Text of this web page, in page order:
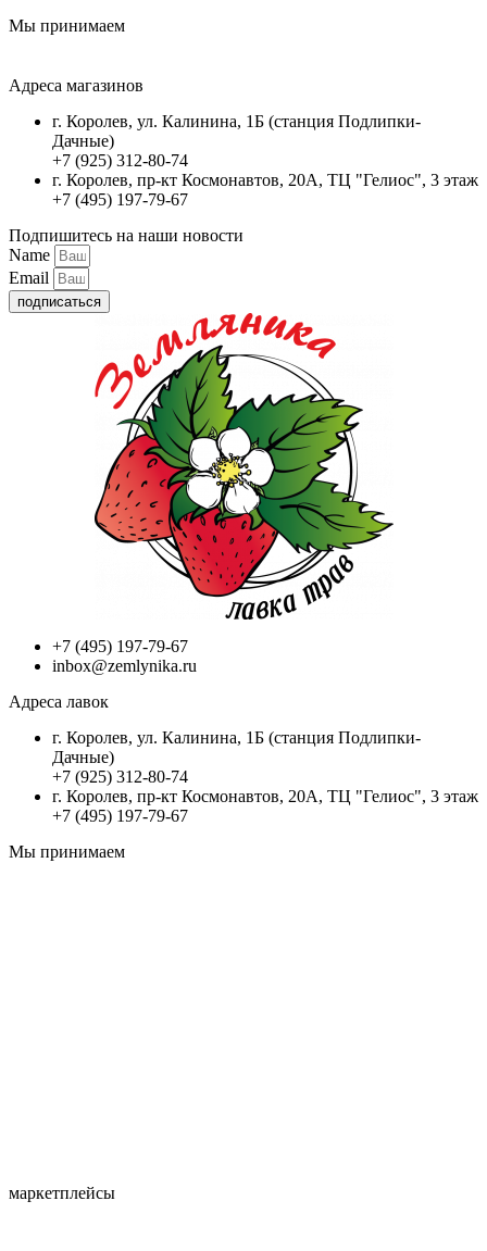
Мы принимаем
Адреса магазинов
г. Королев, ул. Калинина, 1Б (станция Подлипки-
Дачные)
+7 (925) 312-80-74
г. Королев, пр-кт Космонавтов, 20А, ТЦ "Гелиос", 3 этаж
+7 (495) 197-79-67
Подпишитесь на наши новости
Name
Email
подписаться
+7 (495) 197-79-67
inbox@zemlynika.ru
Адреса лавок
г. Королев, ул. Калинина, 1Б (станция Подлипки-
Дачные)
+7 (925) 312-80-74
г. Королев, пр-кт Космонавтов, 20А, ТЦ "Гелиос", 3 этаж
+7 (495) 197-79-67
Мы принимаем
маркетплейсы